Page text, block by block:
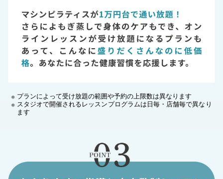
プランによって受け放題の範囲や予約の上限数は異なります
スタジオで開催されるレッスンプログラムは日毎・店舗毎で異なり
ます